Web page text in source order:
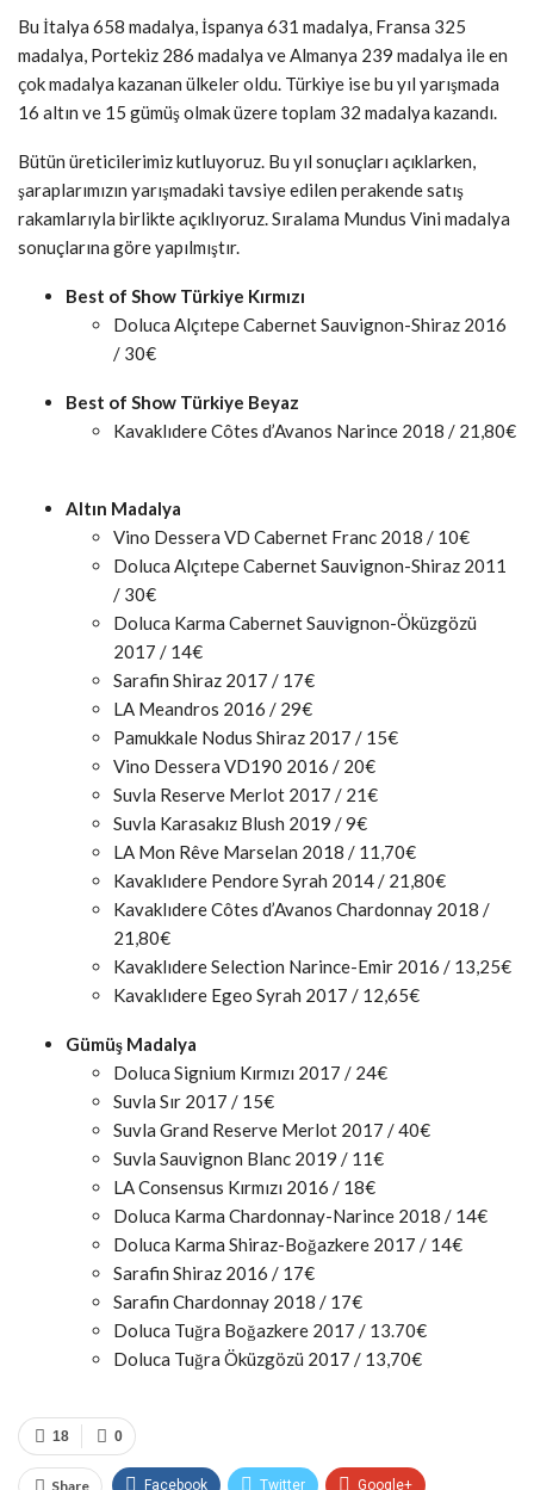
Bu İtalya 658 madalya, İspanya 631 madalya, Fransa 325
madalya, Portekiz 286 madalya ve Almanya 239 madalya ile en
çok madalya kazanan ülkeler oldu. Türkiye ise bu yıl yarışmada
16 altın ve 15 gümüş olmak üzere toplam 32 madalya kazandı.
Bütün üreticilerimiz kutluyoruz. Bu yıl sonuçları açıklarken,
şaraplarımızın yarışmadaki tavsiye edilen perakende satış
rakamlarıyla birlikte açıklıyoruz. Sıralama Mundus Vini madalya
sonuçlarına göre yapılmıştır.
Best of Show Türkiye Kırmızı
Doluca Alçıtepe Cabernet Sauvignon-Shiraz 2016
/ 30€
Best of Show Türkiye Beyaz
Kavaklıdere Côtes d’Avanos Narince 2018 / 21,80€
Altın Madalya
Vino Dessera VD Cabernet Franc 2018 / 10€
Doluca Alçıtepe Cabernet Sauvignon-Shiraz 2011
/ 30€
Doluca Karma Cabernet Sauvignon-Öküzgözü
2017 / 14€
Sarafin Shiraz 2017 / 17€
LA Meandros 2016 / 29€
Pamukkale Nodus Shiraz 2017 / 15€
Vino Dessera VD190 2016 / 20€
Suvla Reserve Merlot 2017 / 21€
Suvla Karasakız Blush 2019 / 9€
LA Mon Rêve Marselan 2018 / 11,70€
Kavaklıdere Pendore Syrah 2014 / 21,80€
Kavaklıdere Côtes d’Avanos Chardonnay 2018 /
21,80€
Kavaklıdere Selection Narince-Emir 2016 / 13,25€
Kavaklıdere Egeo Syrah 2017 / 12,65€
Gümüş Madalya
Doluca Signium Kırmızı 2017 / 24€
Suvla Sır 2017 / 15€
Suvla Grand Reserve Merlot 2017 / 40€
Suvla Sauvignon Blanc 2019 / 11€
LA Consensus Kırmızı 2016 / 18€
Doluca Karma Chardonnay-Narince 2018 / 14€
Doluca Karma Shiraz-Boğazkere 2017 / 14€
Sarafin Shiraz 2016 / 17€
Sarafin Chardonnay 2018 / 17€
Doluca Tuğra Boğazkere 2017 / 13.70€
Doluca Tuğra Öküzgözü 2017 / 13,70€
0
18
Share Facebook Twitter Google+